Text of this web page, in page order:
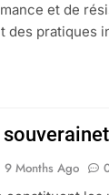
et de
des pratiques
9 Months Ago